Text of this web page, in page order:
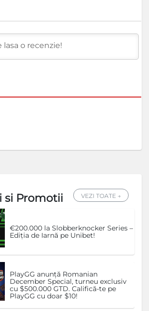
si Promotii VEZI TOATE →
€200.000 la Slobberknocker Series –
Ediția de Iarnă pe Unibet!
PlayGG anunță Romanian
December Special, turneu exclusiv
cu $500.000 GTD. Califică-te pe
PlayGG cu doar $10!